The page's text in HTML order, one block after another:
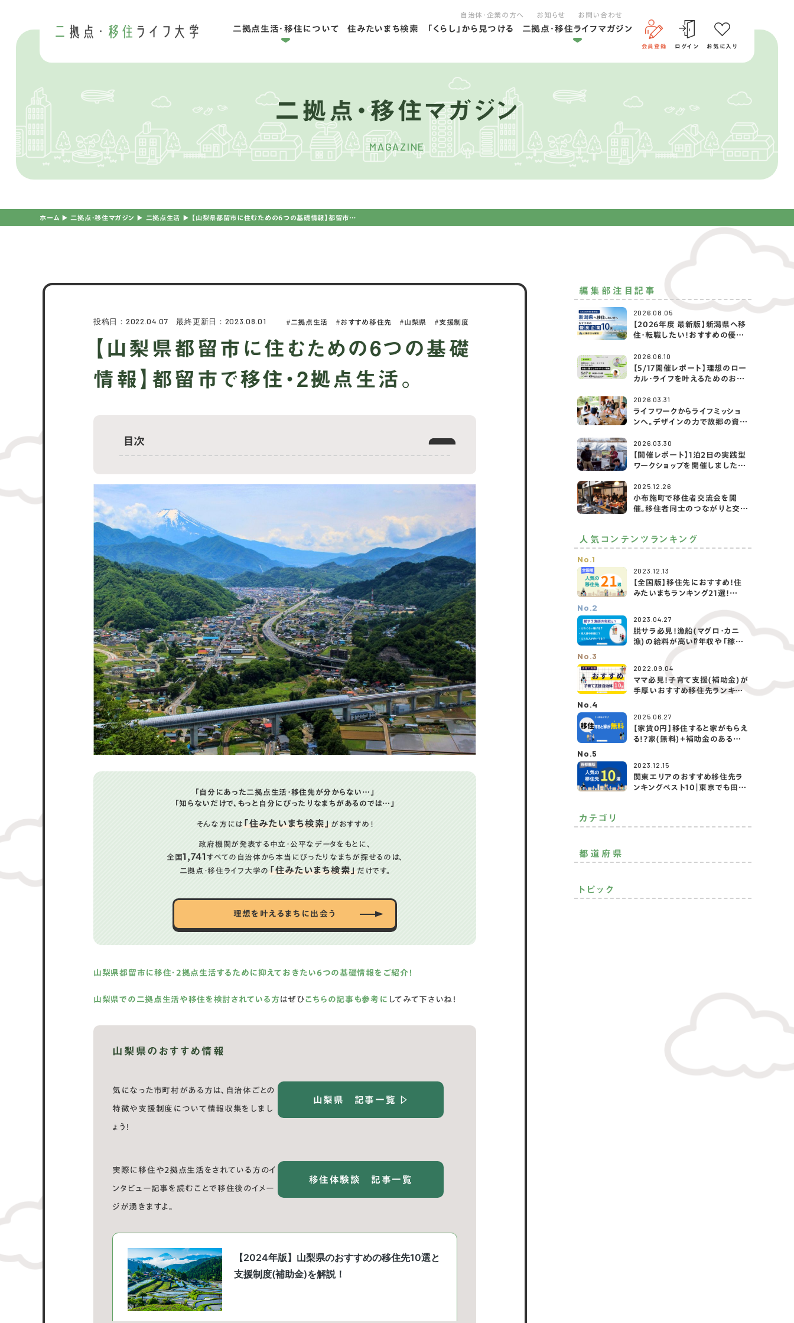
自治体・企業の方へ お知らせ お問い合わせ
二拠点生活・移住について
二拠点ライフを学ぶ
移住ライフを学ぶ
住みたいまち検索 「くらし」から見つける 二拠点・移住ライフマガジン
二拠点ライフ
移住ライフ
会員登録 ログイン お気に入り
二拠点・移住マガジン
MAGAZINE
ホーム ▶︎ 二拠点・移住マガジン ▶︎ 二拠点生活 ▶︎ 【山梨県都留市に住むための6つの基礎情報】都留市で移住・2拠点生活。
投稿日：2022.04.07 最終更新日：2023.08.01 二拠点生活 おすすめ移住先 山梨県 支援制度
【山梨県都留市に住むための6つの基礎
情報】都留市で移住・2拠点生活。
目次
都留市はお買い物しやすい？
都留市の子育て環境は？
都留市の移住に関する支援制度は？
都留市の家賃相場・土地相場は？
まとめ
「自分にあった二拠点生活・移住先が分からない…」
「知らないだけで、もっと自分にぴったりなまちがあるのでは…」
そんな方には「住みたいまち検索」がおすすめ！
政府機関が発表する中立・公平なデータをもとに、
全国1,741 すべての自治体から 本当にぴったりなまちが探せるのは、
二拠点・移住ライフ大学の「住みたいまち検索」だけです。
理想を叶えるまちに出会う
山梨県都留市に移住・2拠点生活するために抑えておきたい6つの基礎情報をご紹介！
山梨県での二拠点生活や移住を検討されている方 はぜひこちらの記事も参考に してみて下さいね！
山梨県のおすすめ情報
気になった市町村がある方は、自治体ごとの
特徴や支援制度について情報収集をしまし
ょう！
山梨県 記事一覧 ▷
実際に移住や2拠点生活をされている方のイ
ンタビュー記事を読むことで移住後のイメー
ジが湧きますよ。
移住体験談 記事一覧
編集部注目記事
2026.08.05
【2026年度 最新版】新潟県へ移
住・転職したい！おすすめの優良
2026.06.10
【5/17開催レポート】理想のロー
カル・ライフを叶えるためのお金
生命×2拠点・移住ライフ大学
2026.03.31
ライフワークからライフミッショ
ンへ。デザインの力で故郷の資源
戦
2026.03.30
【開催レポート】1泊2日の実践型
ワークショップを開催しました！
家宿rootfield）
2025.12.26
小布施町で移住者交流会を開
催。移住者同士のつながりと交流
人気コンテンツランキング
No.1
2023.12.13
【全国版】移住先におすすめ！住
みたいまちランキング21選！
No.2
2023.04.27
脱サラ必見！漁船(マグロ・カニ
漁)の給料が高い⁉️年収や「稼げ
No.3
2022.09.04
ママ必見！子育て支援(補助金)が
手厚いおすすめ移住先ランキン
No.4
2025.06.27
【家賃0円】移住すると家がもらえ
る!?家(無料)＋補助金のある移
No.5
2023.12.15
関東エリアのおすすめ移住先ラ
ンキングベスト10｜東京でも田舎
カテゴリ
おすすめ その他
都道府県
関東
トピック